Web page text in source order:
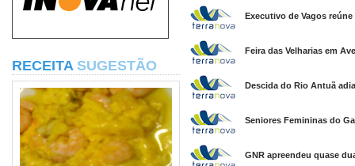
RECEITA SUGESTÃO
Executivo de Vagos reúne
Feira das Velharias em
Descida do Rio Antuã
Seniores Femininas do
GNR apreendeu quase